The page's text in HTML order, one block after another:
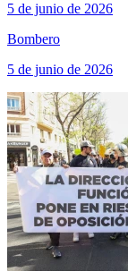
5 de junio de 2026
Bombero
5 de junio de 2026